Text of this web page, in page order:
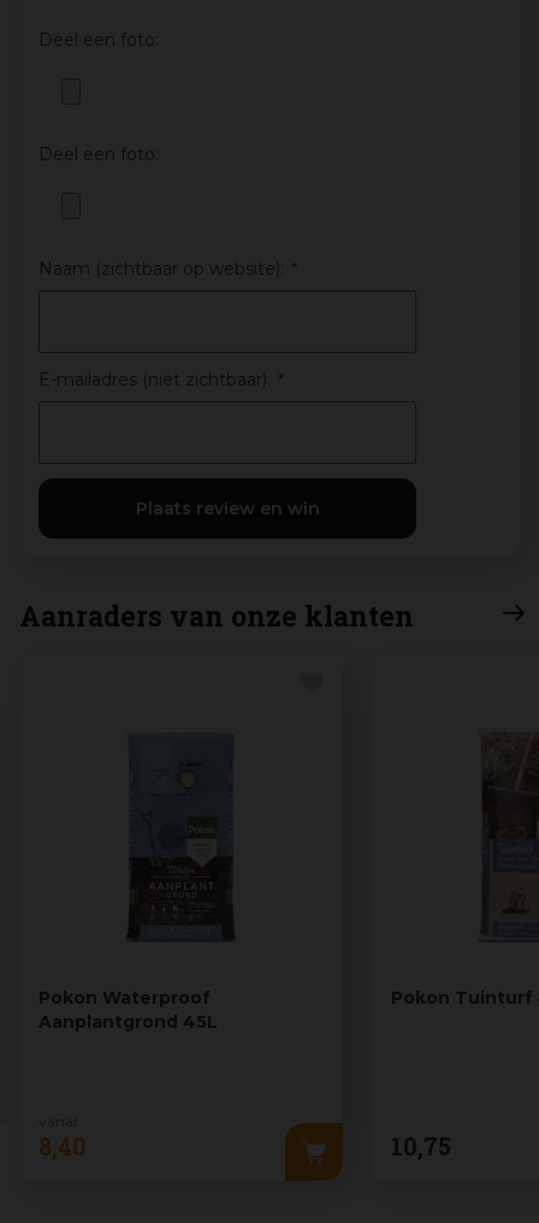
Deel een foto:
Deel een foto:
Naam (zichtbaar op website): *
E-mailadres (niet zichtbaar): *
Aanraders van onze klanten
Pokon Waterproof
Aanplantgrond 45L
8,40
Pokon Tuinturf
10,75